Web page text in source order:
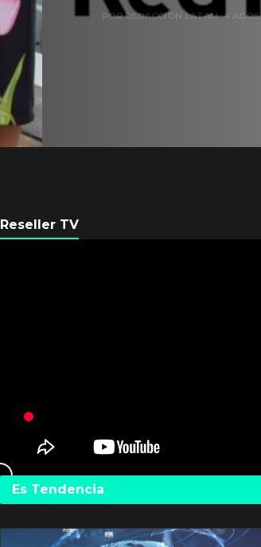
POR REDACCIÓN LATAM 4 AGOSTO, 2026
Reseller TV
Es Tendencia